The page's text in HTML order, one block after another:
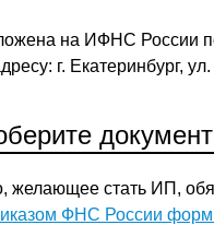
на ИФНС России
г. Екатеринбург,
желающее стать ИП,
ФНС России